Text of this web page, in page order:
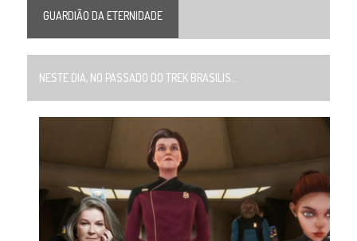
GUARDIÃO DA ETERNIDADE
NESTE DIA, NO PASSADO DO TREK BRASILIS...